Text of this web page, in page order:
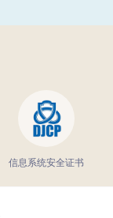
信息系统安全证书